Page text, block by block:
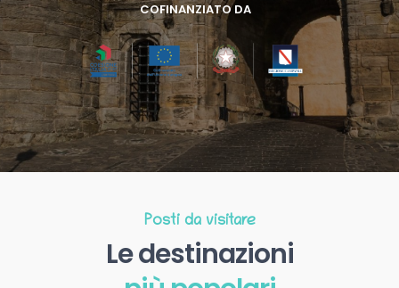
COFINANZIATO DA
Posti da visitare
Le destinazioni